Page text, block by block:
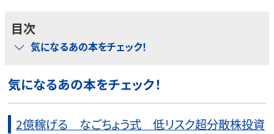
目次
気になるあの本をチェック！
気になるあの本をチェック！
2億稼げる なごちょう式 低リスク超分散株投資